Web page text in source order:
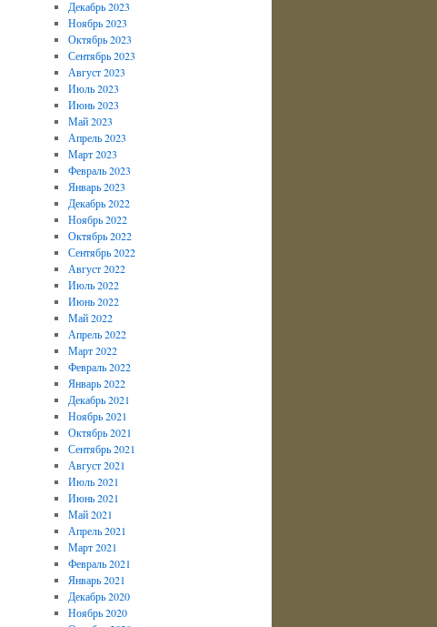
Декабрь 2023
Ноябрь 2023
Октябрь 2023
Сентябрь 2023
Август 2023
Июль 2023
Июнь 2023
Май 2023
Апрель 2023
Март 2023
Февраль 2023
Январь 2023
Декабрь 2022
Ноябрь 2022
Октябрь 2022
Сентябрь 2022
Август 2022
Июль 2022
Июнь 2022
Май 2022
Апрель 2022
Март 2022
Февраль 2022
Январь 2022
Декабрь 2021
Ноябрь 2021
Октябрь 2021
Сентябрь 2021
Август 2021
Июль 2021
Июнь 2021
Май 2021
Апрель 2021
Март 2021
Февраль 2021
Январь 2021
Декабрь 2020
Ноябрь 2020